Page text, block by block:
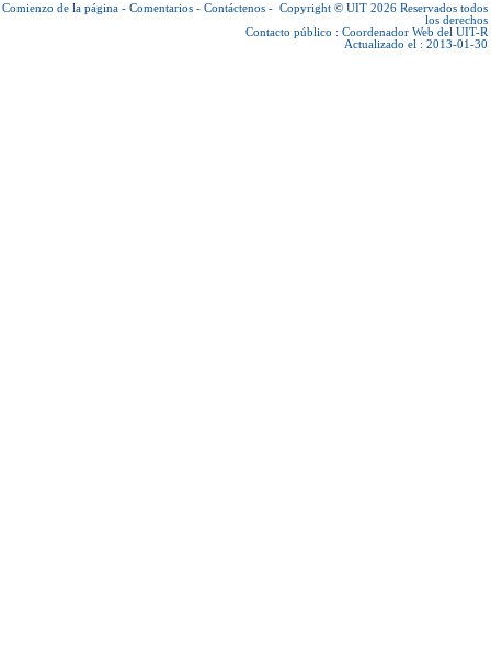
Comienzo de la página - Comentarios - Contáctenos - Copyright © UIT 2026 Reservados todos
los derechos
Contacto público : Coordenador Web del UIT-R
Actualizado el : 2013-01-30